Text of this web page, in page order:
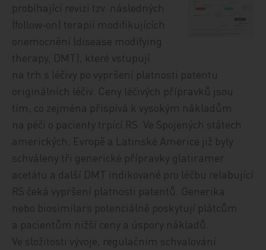
probíhající revizi tzv. následných
(follow‑on) terapií modifikujících
onemocnění (disease modifying
therapy, DMT), které vstupují
na trh s léčivy po vypršení platnosti patentu
originálních léčiv. Ceny léčivých přípravků jsou
tím, co zejména přispívá k vysokým nákladům
na péči o pacienty trpící RS. Ve Spojených státech
amerických, Evropě a Latinské Americe již byly
schváleny tři generické přípravky glatiramer
acetátu a další DMT indikované pro léčbu relabující
RS čeká vypršení platnosti patentů. Generika
nebo biosimilars potenciálně poskytují plátcům
a pacientům nižší ceny a úspory nákladů.
Ve složitosti vývoje, regulačním schvalování